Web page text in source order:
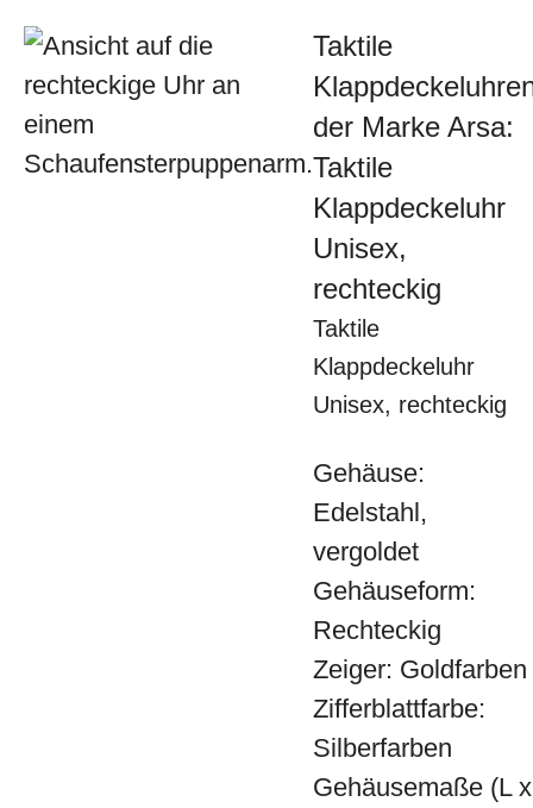
Taktile
der Marke Arsa:
Taktile
Klappdeckeluhr
Unisex,
rechteckig
Taktile
Klappdeckeluhr
Unisex, rechteckig
Gehäuse:
Edelstahl,
vergoldet
Gehäuseform:
Rechteckig
Zeiger: Goldfarben
Zifferblattfarbe:
Silberfarben
Gehäusemaße (L x